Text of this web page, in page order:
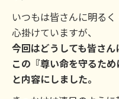
いつもは皆さんに明る
心掛けていますが、
今回はどうしても皆さん
この『尊い命を守るた
と内容にしました。